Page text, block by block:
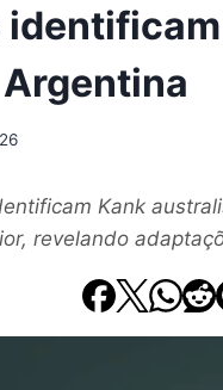
Kank
revelando